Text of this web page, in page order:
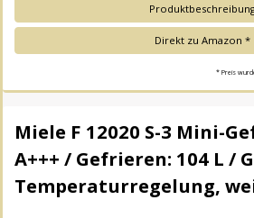
Direkt zu Amazon *
* Preis
Miele F 12020 S-3 Mini-
A+++ / Gefrieren: 104 L /
Temperaturregelung,